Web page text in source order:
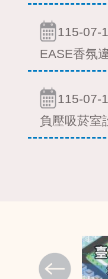
115-07-
EASE香氛
115-07-
負壓吸菸室